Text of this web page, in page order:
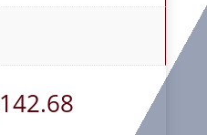
142.68